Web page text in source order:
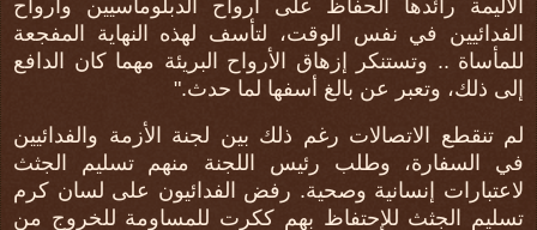
الأليمة رائدها الحفاظ على أرواح الدبلوماسيين وأرواح
الفدائيين في نفس الوقت، لتأسف لهذه النهاية المفجعة
للمأساة .. وتستنكر إزهاق الأرواح البريئة مهما كان الدافع
إلى ذلك، وتعبر عن بالغ أسفها لما حدث."
لم تنقطع الاتصالات رغم ذلك بين لجنة الأزمة والفدائيين
في السفارة، وطلب رئيس اللجنة منهم تسليم الجثث
لاعتبارات إنسانية وصحية. رفض الفدائيون على لسان كرم
تسليم الجثث للإحتفاظ بهم ككرت للمساومة للخروج من